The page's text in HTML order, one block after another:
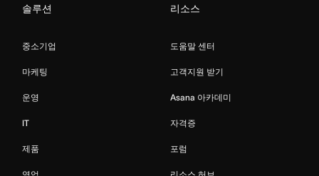
솔루션
중소기업
마케팅
운영
IT
제품
리소스
도움말 센터
고객지원 받기
Asana 아카데미
자격증
포럼